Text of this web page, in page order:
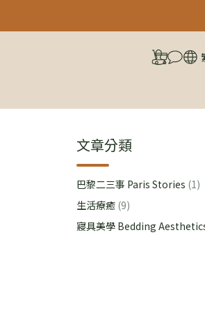
文章分類
巴黎二三事 Paris Stories (1)
生活療癒 (9)
寢具美學 Bedding